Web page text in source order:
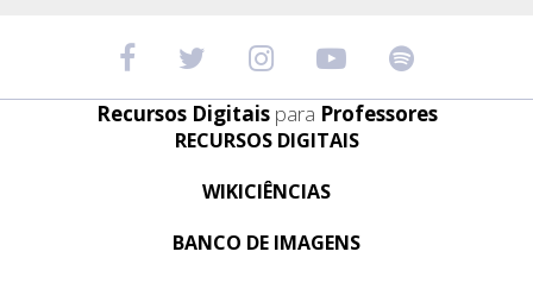
Recursos Digitais para Professores
RECURSOS DIGITAIS
WIKICIÊNCIAS
BANCO DE IMAGENS